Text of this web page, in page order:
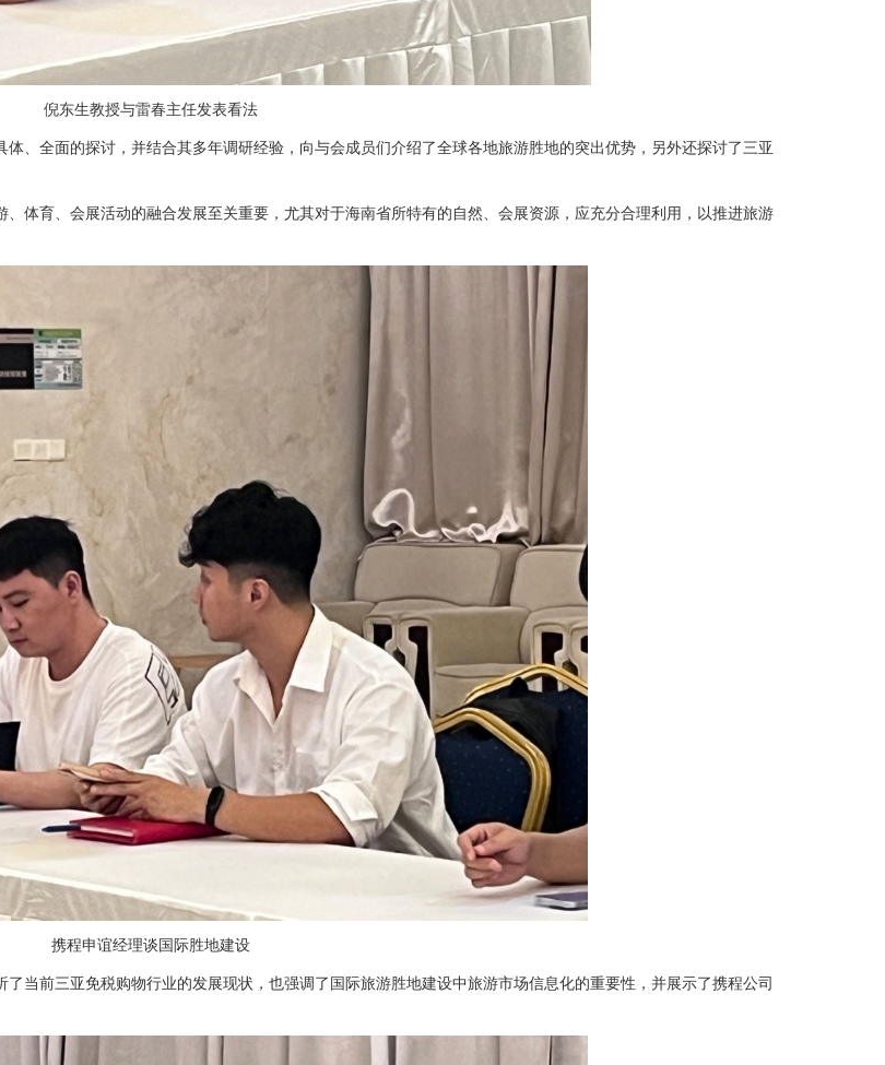
倪东生教授与雷春主任发表看法
、全面的探讨，并结合其多年调研经验，向与会成员们介绍了全球各地旅游胜地的突出优势，另外还探讨了三亚
体育、会展活动的融合发展至关重要，尤其对于海南省所特有的自然、会展资源，应充分合理利用，以推进旅游
携程申谊经理谈国际胜地建设
当前三亚免税购物行业的发展现状，也强调了国际旅游胜地建设中旅游市场信息化的重要性，并展示了携程公司